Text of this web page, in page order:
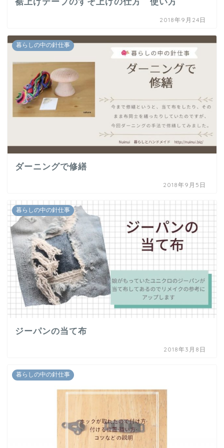
裾上げテープのすそ上げの仕方 使い方
2018年9月24日
暮らしの中の針仕事
ダーニングで修繕
2018年9月5日
暮らしの中の針仕事
ジーパンの当て布
2018年3月8日
暮らしの中の針仕事